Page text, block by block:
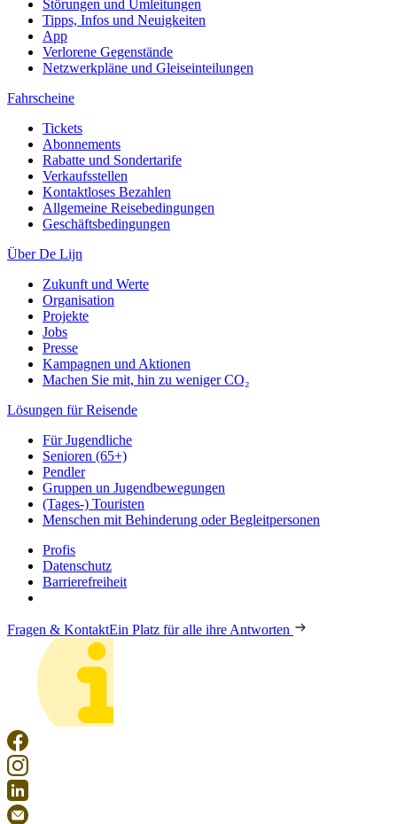
Störungen und Umleitungen
Tipps, Infos und Neuigkeiten
App
Verlorene Gegenstände
Netzwerkpläne und Gleiseinteilungen
Fahrscheine
Tickets
Abonnements
Rabatte und Sondertarife
Verkaufsstellen
Kontaktloses Bezahlen
Allgemeine Reisebedingungen
Geschäftsbedingungen
Über De Lijn
Zukunft und Werte
Organisation
Projekte
Jobs
Presse
Kampagnen und Aktionen
Machen Sie mit, hin zu weniger CO₂
Lösungen für Reisende
Für Jugendliche
Senioren (65+)
Pendler
Gruppen un Jugendbewegungen
(Tages-) Touristen
Menschen mit Behinderung oder Begleitpersonen
Profis
Datenschutz
Barrierefreiheit
Fragen & KontaktEin Platz für alle ihre Antworten